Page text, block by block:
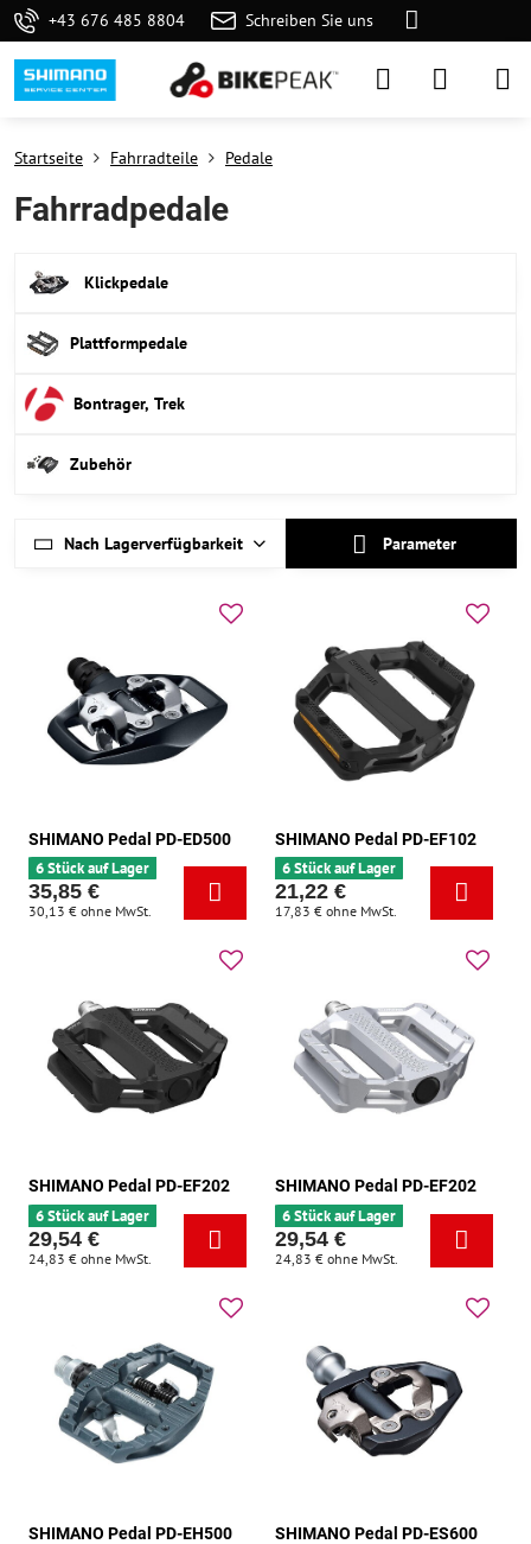
+43 676 485 8804 Schreiben Sie uns
Startseite Fahrradteile Pedale
Fahrradpedale
Klickpedale
Plattformpedale
Bontrager, Trek
Zubehör
Nach Lagerverfügbarkeit Parameter
SHIMANO Pedal PD-ED500
6 Stück auf Lager
35,85 €
30,13 € ohne MwSt.
SHIMANO Pedal PD-EF102
6 Stück auf Lager
21,22 €
17,83 € ohne MwSt.
SHIMANO Pedal PD-EF202
6 Stück auf Lager
29,54 €
24,83 € ohne MwSt.
SHIMANO Pedal PD-EF202
6 Stück auf Lager
29,54 €
24,83 € ohne MwSt.
SHIMANO Pedal PD-EH500 SHIMANO Pedal PD-ES600